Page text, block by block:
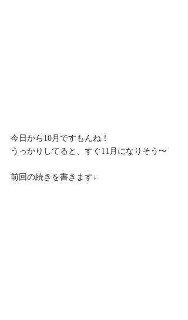
今日から10月ですもんね！
うっかりしてると、すぐ11月になりそう〜
前回の続きを書きます↓